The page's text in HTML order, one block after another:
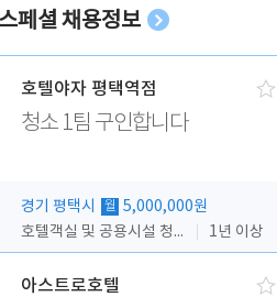
스페셜 채용정보
호텔야자 평택역점
청소 1팀 구인합니다
경기 평택시 월
5,000,000원
호텔객실 및 공용시설 청소 관리
1년 이상
아스트로호텔